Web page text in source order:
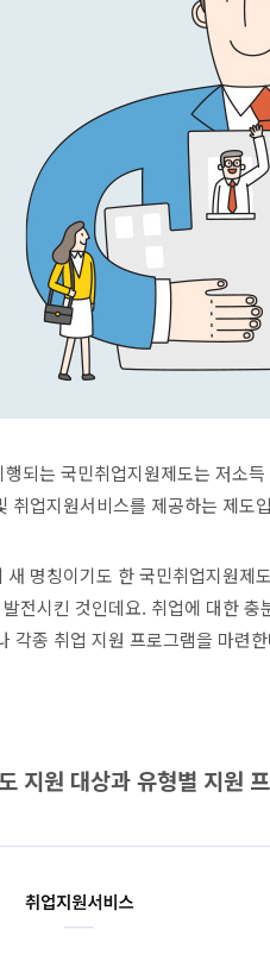
되는 국민취업지원제도는 저소
취업지원서비스를 제공하는 제도
새 명칭이기도 한 국민취업지원제
전시킨 것인데요. 취업에 대한
각종 취업 지원 프로그램을 마련
지원 대상과 유형별 지원